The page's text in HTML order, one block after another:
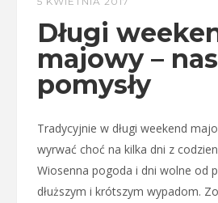
Długi
majowy –
pomysły
Tradycyjnie w długi weekend
wyrwać choć na kilka dni z
Wiosenna pogoda i dni wolne od
dłuższym i krótszym wypadom.